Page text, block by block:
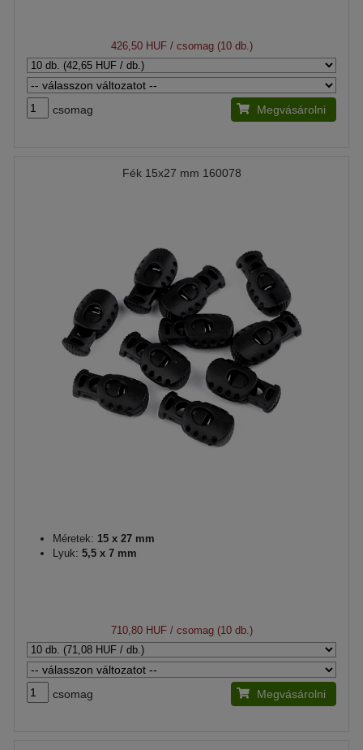
426,50 HUF/ csomag (10 db.)
csomag Megvásárolni
Fék 15x27 mm 160078
Méretek: 15 x 27 mm
Lyuk: 5,5 x 7 mm
710,80 HUF/ csomag (10 db.)
csomag Megvásárolni